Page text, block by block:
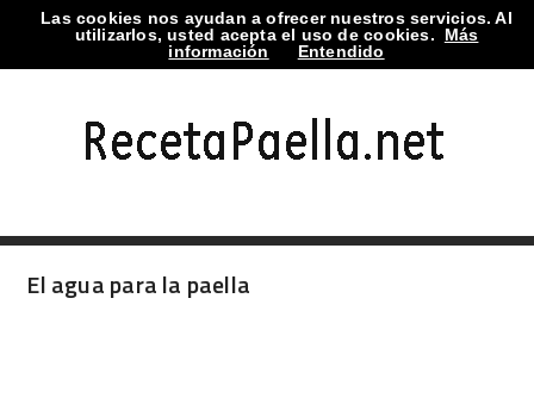
TOGGLE MENU
El agua para la paella
Las cookies nos ayudan a ofrecer nuestros servicios. Al
utilizarlos, usted acepta el uso de cookies.
Más
información
Entendido